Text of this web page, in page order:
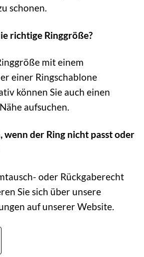
schonen.
richtige Ringgröße?
mit einem
einer Ringschablone
können Sie auch einen
aufsuchen.
wenn der Ring nicht passt oder
oder Rückgaberecht
Sie sich über unsere
auf unserer Website.